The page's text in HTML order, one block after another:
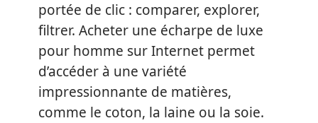
portée de clic : comparer, explorer,
filtrer. Acheter une écharpe de luxe
pour homme sur Internet permet
d’accéder à une variété
impressionnante de matières,
comme le coton, la laine ou la soie.